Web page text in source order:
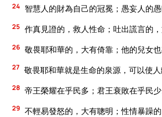
24 智慧人的財為自己的冠冕；愚妄人的愚
25 作真見證的，救人性命；吐出謊言的，
26 敬畏耶和華的，大有倚靠；他的兒女也
27 敬畏耶和華就是生命的泉源，可以使人
28 帝王榮耀在乎民多；君王衰敗在乎民少
29 不輕易發怒的，大有聰明；性情暴躁的